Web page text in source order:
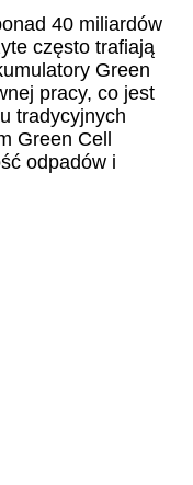
40 miliardów
często trafiają
Green
pracy, co jest
tradycyjnych
Green Cell
odpadów i